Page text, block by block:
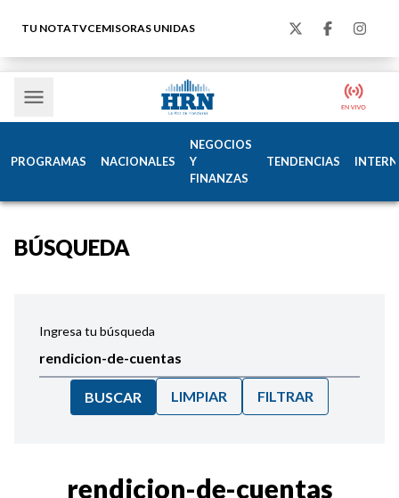
TU NOTATVCEMISORAS UNIDAS
PROGRAMAS NACIONALES
NEGOCIOS
Y
FINANZAS
TENDENCIAS
BÚSQUEDA
Ingresa tu búsqueda
BUSCAR LIMPIAR FILTRAR
rendicion-de-cuentas